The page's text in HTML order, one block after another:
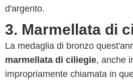
d'argento.
3. Marmellata di
La medaglia di bronzo
marmellata di ciliegie, anche
impropriamente chiamata in